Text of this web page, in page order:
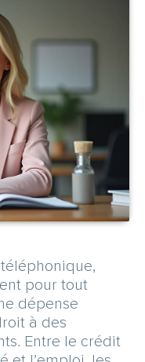
pour tout
dépense
à des
Entre le crédit